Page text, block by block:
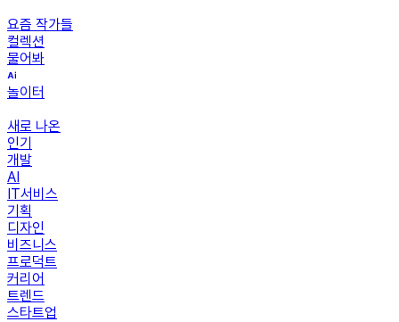
요즘 작가들
컬렉션
물어봐
놀이터
새로 나온
인기
개발
AI
IT서비스
기획
디자인
비즈니스
프로덕트
커리어
트렌드
스타트업